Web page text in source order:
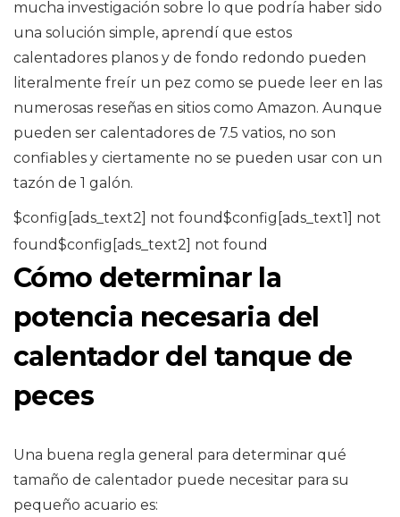
mucha investigación sobre lo que podría haber sido
una solución simple, aprendí que estos
calentadores planos y de fondo redondo pueden
literalmente freír un pez como se puede leer en las
numerosas reseñas en sitios como Amazon. Aunque
pueden ser calentadores de 7.5 vatios, no son
confiables y ciertamente no se pueden usar con un
tazón de 1 galón.
$config[ads_text2] not found$config[ads_text1] not
found$config[ads_text2] not found
Cómo determinar la
potencia necesaria del
calentador del tanque de
peces
Una buena regla general para determinar qué
tamaño de calentador puede necesitar para su
pequeño acuario es: